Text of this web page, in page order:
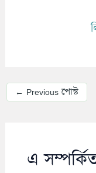
← Previous পোস্ট
এ